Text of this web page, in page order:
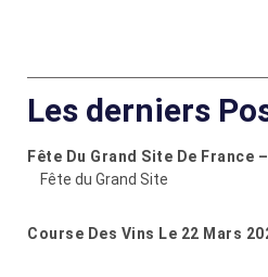
Les derniers
Fête Du Grand Site De France
Fête du Grand Site
Course Des Vins Le 22 Mars